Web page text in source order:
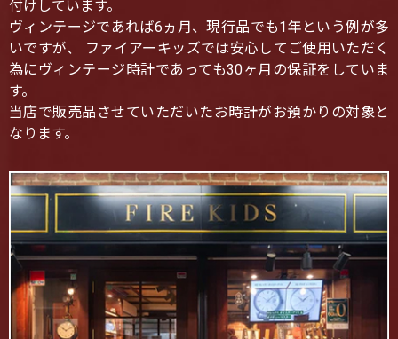
付けしています。
ヴィンテージであれば6ヵ月、現行品でも1年という例が多
いですが、 ファイアーキッズでは安心してご使用いただく
為にヴィンテージ時計であっても30ヶ月の保証をしていま
す。
当店で販売品させていただいたお時計がお預かりの対象と
なります。